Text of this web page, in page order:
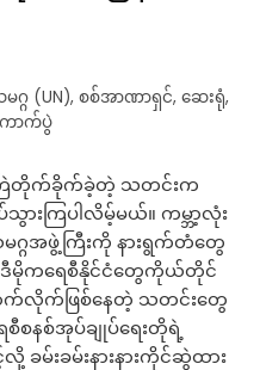
ဂ (UN), စစ်အာဏာရှင်, ဆေးရုံ,
ာက်ပွဲ
းကြဲတိုက်ခိုက်ခဲ့တဲ့ သတင်းက
ကြပါလိမ့်မယ်။ ကမ္ဘာ့လုံး
ဂ္ဂအဖွဲ့ကြီးကို နားရွက်တံတွေ
မိုကရေစီနိုင်ငံတွေကိုယ်တိုင်
ာက်လိုက်ဖြစ်နေတဲ့ သတင်းတွေ
စီစနစ်အုပ်ချုပ်ရေးတိုရဲ့
မ်းခမ်းနားနားကိုင်ဆွဲထား